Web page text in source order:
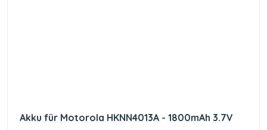
Akku für Motorola HKNN4013A - 1800mAh 3.7V